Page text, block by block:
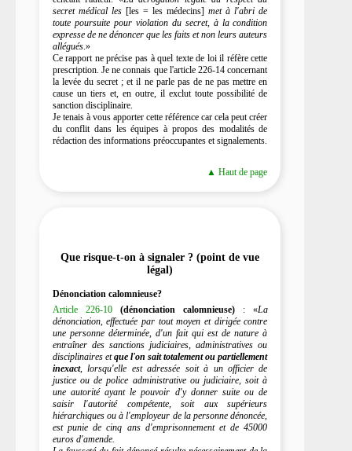
secret médical les [les = les médecins] met à l'abri de
toute poursuite pour violation du secret, à la condition
expresse de ne dénoncer que les faits et non leurs auteurs
allégués.»
Ce rapport ne précise pas à quel texte de loi il réfère cette
prescription. Je ne connais que l'article 226-14 concernant
la levée du secret ; et il ne parle pas de ne pas mettre en
cause un tiers et, en outre, il exclut toute possibilité de
sanction disciplinaire.
Je tenais à vous apporter cette référence car cela peut créer
du conflit dans les équipes à propos des modalités de
rédaction des informations préoccupantes et signalements.
▲ Haut de page
Que risque-t-on à signaler ? (point de vue
légal)
Dénonciation calomnieuse?
Article 226-10
(dénonciation calomnieuse): «La
dénonciation, effectuée par tout moyen et dirigée contre
une personne déterminée, d'un fait qui est de nature à
entraîner des sanctions judiciaires, administratives ou
disciplinaires etque l'on sait totalement ou partiellement
inexact, lorsqu'elle est adressée soit à un officier de
justice ou de police administrative ou judiciaire, soit à
une autorité ayant le pouvoir d'y donner suite ou de
saisir l'autorité compétente, soit aux supérieurs
hiérarchiques ou à l'employeur de la personne dénoncée,
est punie de cinq ans d'emprisonnement et de 45000
euros d'amende.